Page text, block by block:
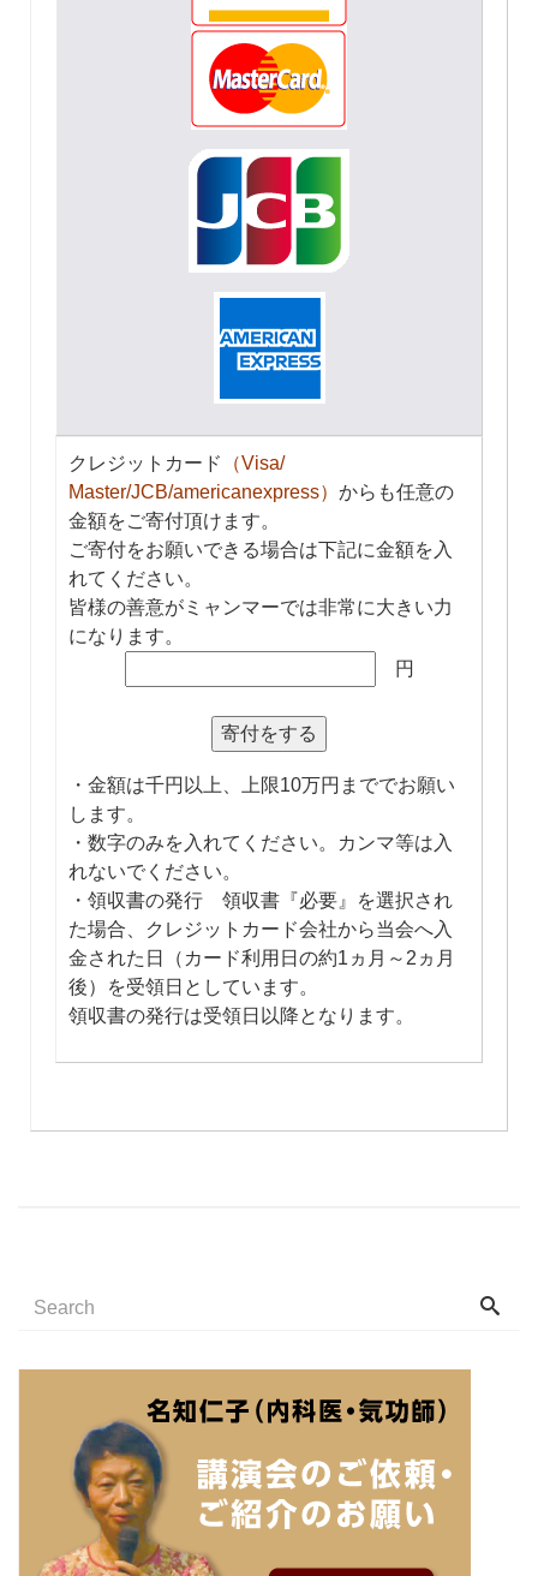
クレジットカード
（Visa/
Master/JCB/americanexpress） からも任意の
金額をご寄付頂けます。
ご寄付をお願いできる場合は下記に金額を入
れてください。
皆様の善意がミャンマーでは非常に大きい力
になります。
円
・金額は千円以上、上限10万円まででお願い
します。
・数字のみを入れてください。カンマ等は入
れないでください。
・領収書の発行 領収書『必要』を選択され
た場合、クレジットカード会社から当会へ入
金された日（カード利用日の約1ヵ月～2ヵ月
後）を受領日としています。
領収書の発行は受領日以降となります。